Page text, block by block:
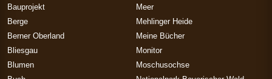
Bauprojekt
Berge
Berner Oberland
Bliesgau
Blumen
Meer
Mehlinger Heide
Meine Bücher
Monitor
Moschusochse